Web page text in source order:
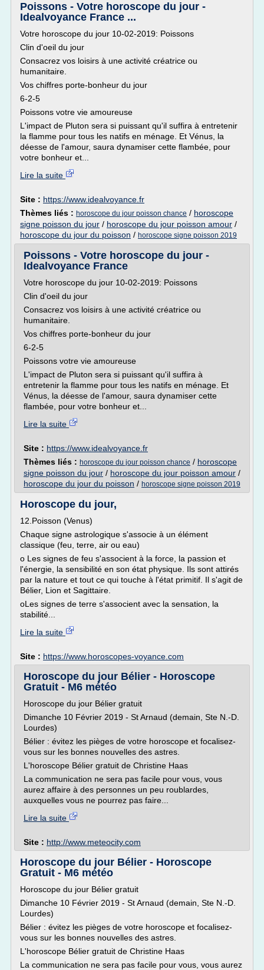
Poissons - Votre horoscope du jour -
Idealvoyance France ...
Votre horoscope du jour 10-02-2019: Poissons
Clin d'oeil du jour
Consacrez vos loisirs à une activité créatrice ou
humanitaire.
Vos chiffres porte-bonheur du jour
6-2-5
Poissons votre vie amoureuse
L'impact de Pluton sera si puissant qu'il suffira à entretenir
la flamme pour tous les natifs en ménage. Et Vénus, la
déesse de l'amour, saura dynamiser cette flambée, pour
votre bonheur et...
Lire la suite
Site : https://www.idealvoyance.fr
Thèmes liés : horoscope du jour poisson chance / horoscope
signe poisson du jour / horoscope du jour poisson amour /
horoscope du jour du poisson / horoscope signe poisson 2019
Poissons - Votre horoscope du jour -
Idealvoyance France
Votre horoscope du jour 10-02-2019: Poissons
Clin d'oeil du jour
Consacrez vos loisirs à une activité créatrice ou
humanitaire.
Vos chiffres porte-bonheur du jour
6-2-5
Poissons votre vie amoureuse
L'impact de Pluton sera si puissant qu'il suffira à
entretenir la flamme pour tous les natifs en ménage. Et
Vénus, la déesse de l'amour, saura dynamiser cette
flambée, pour votre bonheur et...
Lire la suite
Site : https://www.idealvoyance.fr
Thèmes liés : horoscope du jour poisson chance / horoscope
signe poisson du jour / horoscope du jour poisson amour /
horoscope du jour du poisson / horoscope signe poisson 2019
Horoscope du jour,
12.Poisson (Venus)
Chaque signe astrologique s'associe à un élément
classique (feu, terre, air ou eau)
o Les signes de feu s'associent à la force, la passion et
l'énergie, la sensibilité en son état physique. Ils sont attirés
par la nature et tout ce qui touche à l'état primitif. Il s'agit de
Bélier, Lion et Sagittaire.
oLes signes de terre s'associent avec la sensation, la
stabilité...
Lire la suite
Site : https://www.horoscopes-voyance.com
Horoscope du jour Bélier - Horoscope
Gratuit - M6 météo
Horoscope du jour Bélier gratuit
Dimanche 10 Février 2019 - St Arnaud (demain, Ste N.-D.
Lourdes)
Bélier : évitez les pièges de votre horoscope et focalisez-
vous sur les bonnes nouvelles des astres.
L'horoscope Bélier gratuit de Christine Haas
La communication ne sera pas facile pour vous, vous
aurez affaire à des personnes un peu roublardes,
auxquelles vous ne pourrez pas faire...
Lire la suite
Site : http://www.meteocity.com
Horoscope du jour Bélier - Horoscope
Gratuit - M6 météo
Horoscope du jour Bélier gratuit
Dimanche 10 Février 2019 - St Arnaud (demain, Ste N.-D.
Lourdes)
Bélier : évitez les pièges de votre horoscope et focalisez-
vous sur les bonnes nouvelles des astres.
L'horoscope Bélier gratuit de Christine Haas
La communication ne sera pas facile pour vous, vous aurez